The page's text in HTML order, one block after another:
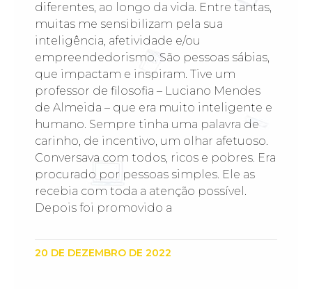
diferentes, ao longo da vida. Entre tantas,
muitas me sensibilizam pela sua
inteligência, afetividade e/ou
empreendedorismo. São pessoas sábias,
que impactam e inspiram. Tive um
professor de filosofia – Luciano Mendes
de Almeida – que era muito inteligente e
humano. Sempre tinha uma palavra de
carinho, de incentivo, um olhar afetuoso.
Conversava com todos, ricos e pobres. Era
procurado por pessoas simples. Ele as
recebia com toda a atenção possível.
Depois foi promovido a
20 DE DEZEMBRO DE 2022